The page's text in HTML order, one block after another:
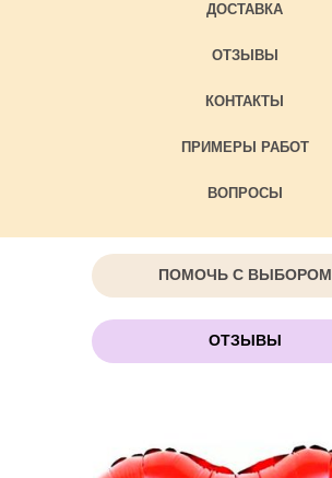
ДОСТАВКА
ОТЗЫВЫ
КОНТАКТЫ
ПРИМЕРЫ РАБОТ
ВОПРОСЫ
ПОМОЧЬ С ВЫБОРОМ
ОТЗЫВЫ